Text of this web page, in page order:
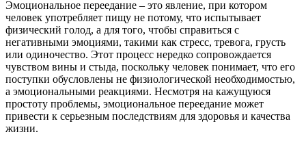
Эмоциональное переедание – это явление, при котором
человек употребляет пищу не потому, что испытывает
физический голод, а для того, чтобы справиться с
негативными эмоциями, такими как стресс, тревога, грусть
или одиночество. Этот процесс нередко сопровождается
чувством вины и стыда, поскольку человек понимает, что его
поступки обусловлены не физиологической необходимостью,
а эмоциональными реакциями. Несмотря на кажущуюся
простоту проблемы, эмоциональное переедание может
привести к серьезным последствиям для здоровья и качества
жизни.